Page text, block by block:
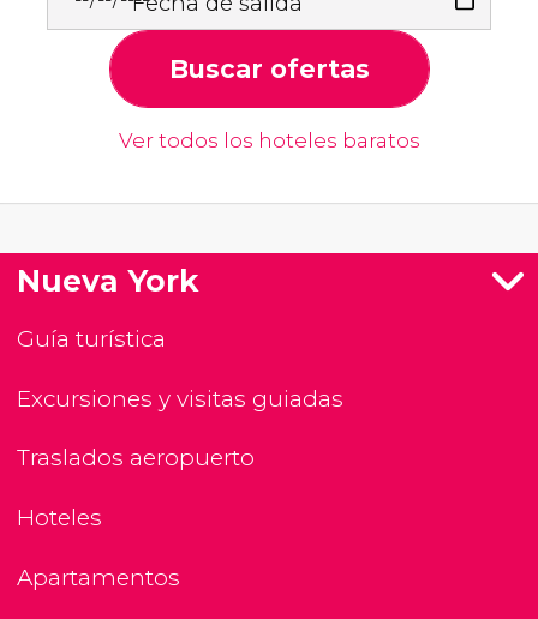
Buscar ofertas
Ver todos los hoteles baratos
Nueva York
Guía turística
Excursiones y visitas guiadas
Traslados aeropuerto
Hoteles
Apartamentos